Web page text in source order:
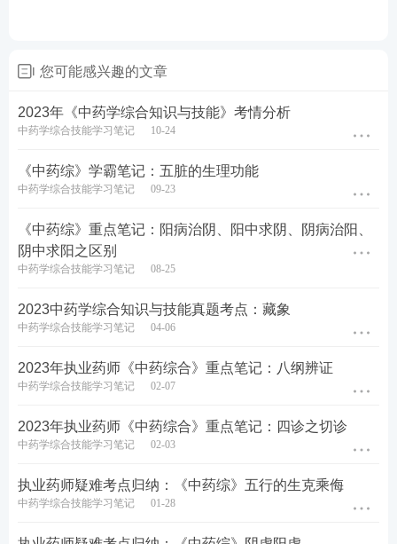
冷痛因寒邪阻络或阳气不足，脏腑、经络不得温养而
成;
掣痛由筋脉失养或阻滞不通所致。
新病疼痛，持续不解，或痛而拒按，多属实证;
久病疼痛，时有缓止，或痛而喜按，多见于虚证。
▲问口渴与饮水、食欲与食量及口味
1.口渴与饮水异常变化的临床意义
大渴喜冷饮 为热盛伤津
饮，水入即吐，小便不利
之证
常见于急性热病，多属热入营
您可能感兴趣的文章
2023年《中药学综合知识与技能》考情分析
中药学综合技能学习笔记 10-24
《中药综》学霸笔记：五脏的生理功能
中药学综合技能学习笔记 09-23
《中药综》重点笔记：阳病治阴、阳中求阴、阴病治阳、
阴中求阳之区别
中药学综合技能学习笔记 08-25
2023中药学综合知识与技能真题考点：藏象
中药学综合技能学习笔记 04-06
2023年执业药师《中药综合》重点笔记：八纲辨证
中药学综合技能学习笔记 02-07
2023年执业药师《中药综合》重点笔记：四诊之切诊
中药学综合技能学习笔记 02-03
执业药师疑难考点归纳：《中药综》五行的生克乘侮
中药学综合技能学习笔记 01-28